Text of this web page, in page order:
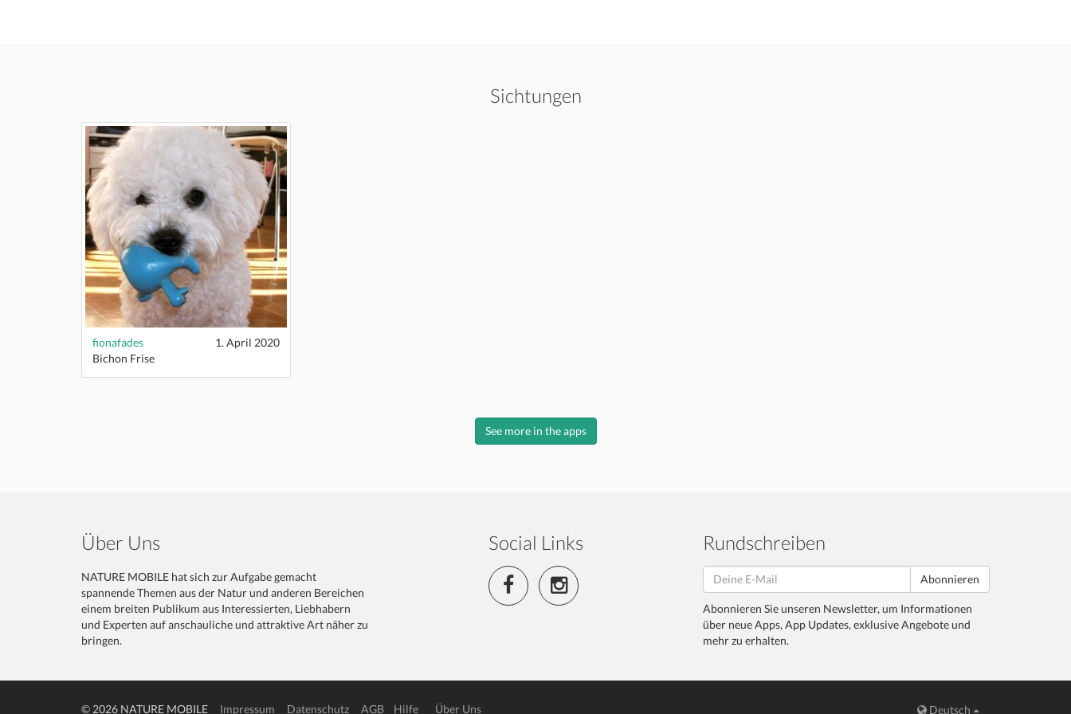
Sichtungen
fionafades
1. April 2020
Bichon Frise
See more in the apps
Über Uns
NATURE MOBILE hat sich zur Aufgabe gemacht
spannende Themen aus der Natur und anderen Bereichen
einem breiten Publikum aus Interessierten, Liebhabern
und Experten auf anschauliche und attraktive Art näher zu
bringen.
Social Links Rundschreiben
Abonnieren
Abonnieren Sie unseren Newsletter, um Informationen
über neue Apps, App Updates, exklusive Angebote und
mehr zu erhalten.
© 2026 NATURE MOBILE Impressum Datenschutz AGB Hilfe Über Uns Deutsch